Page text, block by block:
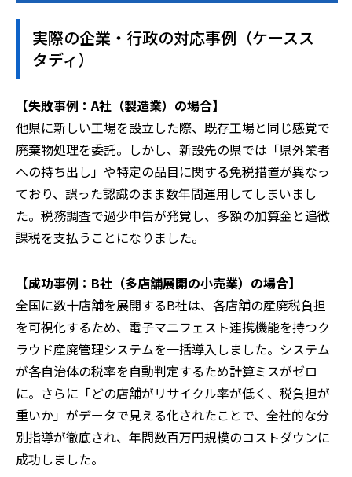
実際の企業・行政の対応事例（ケースス
タディ）
【失敗事例：A社（製造業）の場合】
他県に新しい工場を設立した際、既存工場と同じ感覚で
廃棄物処理を委託。しかし、新設先の県では「県外業者
への持ち出し」や特定の品目に関する免税措置が異なっ
ており、誤った認識のまま数年間運用してしまいまし
た。税務調査で過少申告が発覚し、多額の加算金と追徴
課税を支払うことになりました。
【成功事例：B社（多店舗展開の小売業）の場合】
全国に数十店舗を展開するB社は、各店舗の産廃税負担
を可視化するため、電子マニフェスト連携機能を持つク
ラウド産廃管理システムを一括導入しました。システム
が各自治体の税率を自動判定するため計算ミスがゼロ
に。さらに「どの店舗がリサイクル率が低く、税負担が
重いか」がデータで見える化されたことで、全社的な分
別指導が徹底され、年間数百万円規模のコストダウンに
成功しました。